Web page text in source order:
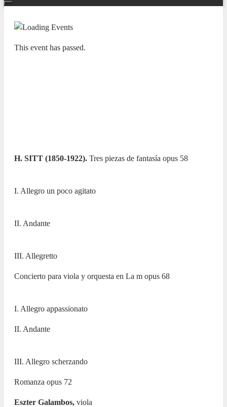
This event has passed.
H. SITT (1850-1922). Tres piezas de fantasía opus 58
I. Allegro un poco agitato
II. Andante
III. Allegretto
Concierto para viola y orquesta en La m opus 68
I. Allegro appassionato
II. Andante
III. Allegro scherzando
Romanza opus 72
Eszter Galambos, viola